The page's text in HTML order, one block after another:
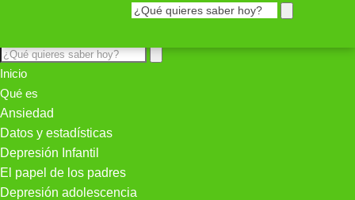
Inicio
Qué es
Ansiedad
Datos y estadísticas
Depresión Infantil
El papel de los padres
Depresión adolescencia